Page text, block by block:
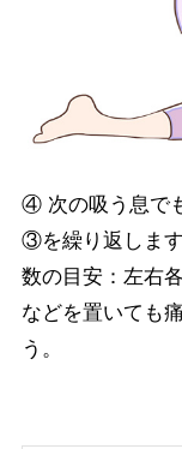
④ 次の吸う息で
③を繰り返しま
数の目安：左右
などを置いても
う。